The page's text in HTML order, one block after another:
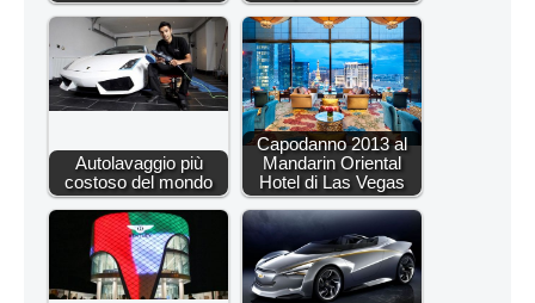
Autolavaggio più
costoso del mondo
Capodanno 2013 al
Mandarin Oriental
Hotel di Las Vegas